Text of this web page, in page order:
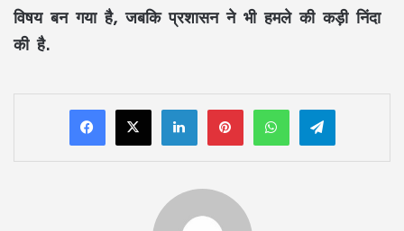
विषय बन गया है, जबकि प्रशासन ने भी हमले की कड़ी निंदा
की है.
LinkedInPinterestWhatsAppTelegram